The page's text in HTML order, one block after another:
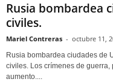
Rusia bombardea
civiles.
Mariel Contreras - octubre 11,
Rusia bombardea ciudades de
civiles. Los crímenes de
aumento....